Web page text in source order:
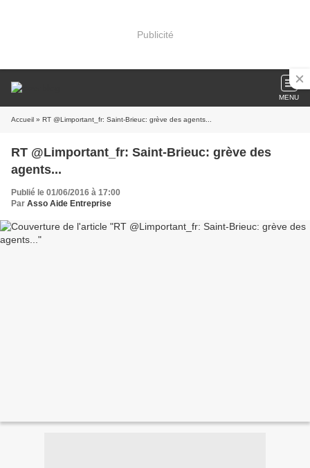
Publicité
MENU
Accueil » RT @Limportant_fr: Saint-Brieuc: grève des agents...
RT @Limportant_fr: Saint-Brieuc: grève des
agents...
Publié le 01/06/2016 à 17:00
Par Asso Aide Entreprise